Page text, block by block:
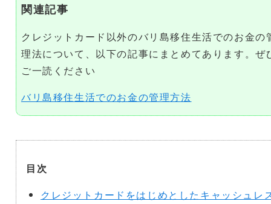
関連記事
クレジットカード以外のバリ島移住生活でのお金の
理法について、以下の記事にまとめてあります。ぜ
ご一読ください
バリ島移住生活でのお金の管理方法
目次
クレジットカードをはじめとしたキャッシュレ